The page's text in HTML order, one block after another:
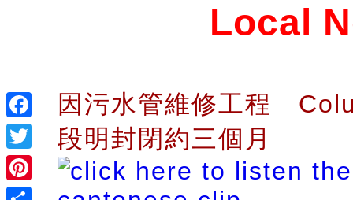
Facebook
Twitter
Pinterest
Local
因污水管維修工程
段明封閉約三個月